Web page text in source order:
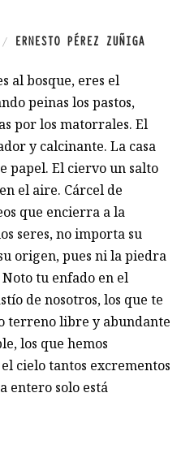
/ ERNESTO PÉREZ ZUÑIGA
al bosque, eres el
peinas los pastos,
por los matorrales. El
y calcinante. La casa
papel. El ciervo un salto
el aire. Cárcel de
que encierra a la
seres, no importa su
origen, pues ni la piedra
tu enfado en el
de nosotros, los que te
terreno libre y abundante
los que hemos
cielo tantos excrementos
entero solo está